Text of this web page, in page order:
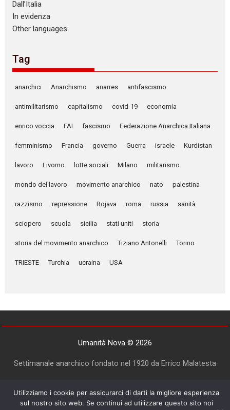
Dall’Italia
In evidenza
Other languages
Tag
anarchici Anarchismo anarres antifascismo
antimilitarismo capitalismo covid-19 economia
enrico voccia FAI fascismo Federazione Anarchica Italiana
femminismo Francia governo Guerra israele Kurdistan
lavoro Livorno lotte sociali Milano militarismo
mondo del lavoro movimento anarchico nato palestina
razzismo repressione Rojava roma russia sanità
sciopero scuola sicilia stati uniti storia
storia del movimento anarchico Tiziano Antonelli Torino
TRIESTE Turchia ucraina USA
Umanità Nova © 2026
Settimanale anarchico fondato nel 1920 da Errico Malatesta
Utilizziamo i cookie per assicurarci di darti la migliore esperienza
sul nostro sito web. Se continui ad utilizzare questo sito noi